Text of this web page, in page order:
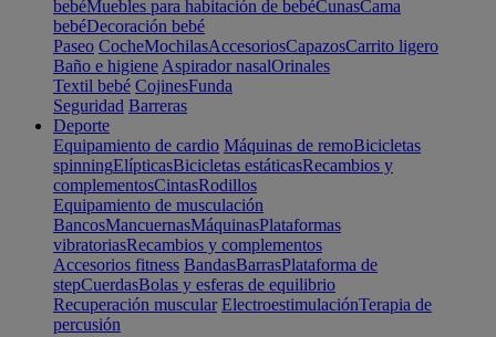
bebéMuebles para habitación de bebéCunasCama
bebéDecoración bebé
Paseo CocheMochilasAccesoriosCapazosCarrito ligero
Baño e higiene Aspirador nasalOrinales
Textil bebé CojinesFunda
Seguridad Barreras
Deporte
Equipamiento de cardio Máquinas de remoBicicletas
spinningElípticasBicicletas estáticasRecambios y
complementosCintasRodillos
Equipamiento de musculación
BancosMancuernasMáquinasPlataformas
vibratoriasRecambios y complementos
Accesorios fitness BandasBarrasPlataforma de
stepCuerdasBolas y esferas de equilibrio
Recuperación muscular ElectroestimulaciónTerapia de
percusión